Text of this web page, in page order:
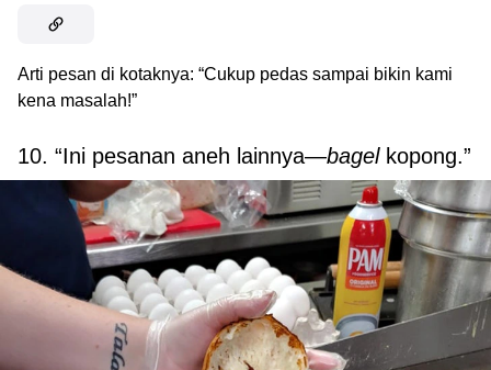
Arti pesan di kotaknya: “Cukup pedas sampai bikin kami
kena masalah!”
10. “Ini pesanan aneh lainnya—bagel kopong.”